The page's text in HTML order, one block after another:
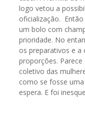
logo vetou a
oficialização.
um bolo com
prioridade. No
os preparativos e
proporções.
coletivo das
como se fosse
espera. E foi